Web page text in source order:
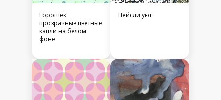
Горошек
прозрачные цветные
капли на белом
фоне
Пейсли уют